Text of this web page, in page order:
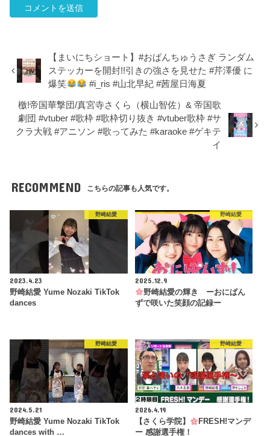
【まいにちショート】#おぱんちゅうさぎ ランダム
ステッカーを開封!!引きの強さを見せた #芹澤優 に
爆笑
#i_ris #山北早紀 #茜屋日海夏
檄!帝国華撃団/真宮寺さくら（横山智佐）& 帝国歌
劇団 #vtuber #歌枠 #歌枠切り抜き #vtuber歌枠 #サ
クラ大戦 #アニソン #歌ってみた #karaoke #ゲキテ
イ
RECOMMEND こちらの記事も人気です。
野崎結愛
2023.4.23
野崎結愛 Yume Nozaki TikTok
dances
野崎結愛
2025.12.9
野崎結愛の輝き ーおにぱん
ずで咲いた笑顔の記録ー
野崎結愛
2024.5.21
野崎結愛 Yume Nozaki TikTok
dances with …
野崎結愛
2026.4.19
【さくら学院】
FRESH!マンデ
ー 感謝選手権！